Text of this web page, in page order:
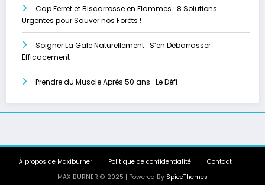
Cap Ferret et Biscarrosse en Flammes : 8 Solutions
Urgentes pour Sauver nos Forêts !
Soigner La Gale Naturellement : S’en Débarrasser
Efficacement
Prendre du Muscle Après 50 ans : Le Défi
À propos de Maxiburner Politique de confidentialité
Contact
MAXIBURNER © 2025 | Powered By SpiceThemes